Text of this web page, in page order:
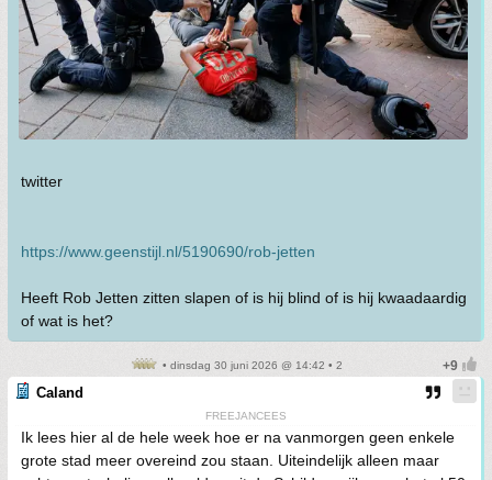
twitter
https://www.geenstijl.nl/5190690/rob-jetten
Heeft Rob Jetten zitten slapen of is hij blind of is hij kwaadaardig
of wat is het?
• dinsdag 30 juni 2026 @ 14:42 • 2
Caland
FREEJANCEES
Ik lees hier al de hele week hoe er na vanmorgen geen enkele
grote stad meer overeind zou staan. Uiteindelijk alleen maar